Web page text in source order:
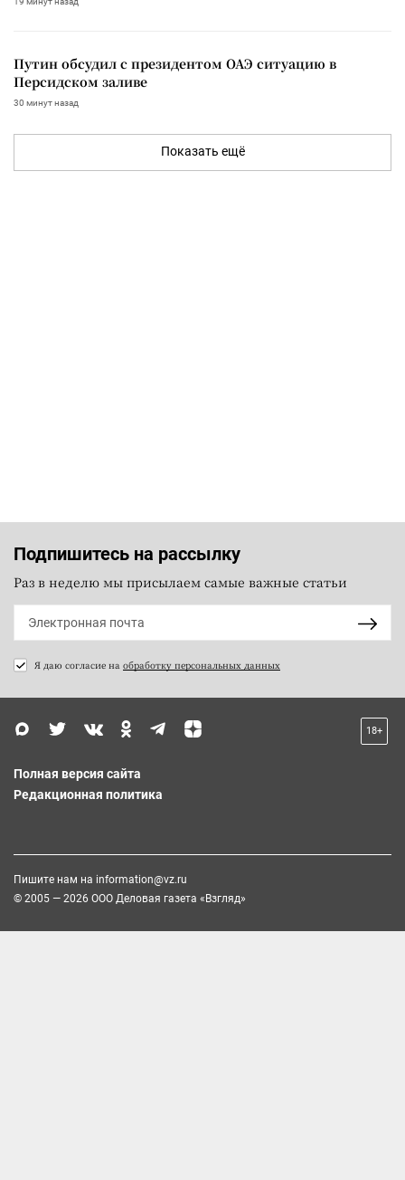
Путин обсудил с президентом ОАЭ ситуацию в
Персидском заливе
30 минут назад
Показать ещё
Подпишитесь на рассылку
Раз в неделю мы присылаем самые важные статьи
Я даю согласие на обработку персональных данных
18+
Полная версия сайта
Редакционная политика
Пишите нам на information@vz.ru
© 2005 — 2026 ООО Деловая газета «Взгляд»